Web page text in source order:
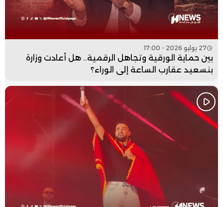
27 يوليو 2026 - 17:00
بين حماية الورقية وتجاهل الرقمية.. هل أعادت وزارة
بنسعيد عقارب الساعة إلى الوراء؟